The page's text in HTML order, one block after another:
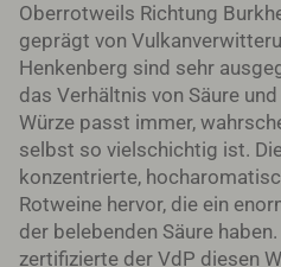
Oberrotweils Richtung
geprägt von
Henkenberg sind sehr
das Verhältnis von Säure
Würze passt immer,
selbst so vielschichtig ist.
konzentrierte,
Rotweine hervor, die ein
der belebenden Säure
zertifizierte der VdP diesen